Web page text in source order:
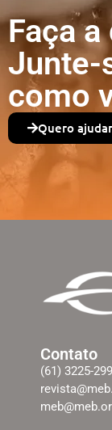
Faça
Junte-
como
Quero ajudar
Contato
(61) 3225-